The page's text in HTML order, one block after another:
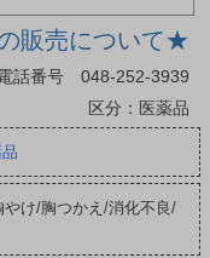
販売について★
話番号 048-252-3939
区分：医薬品
け/胸つかえ/消化不良/